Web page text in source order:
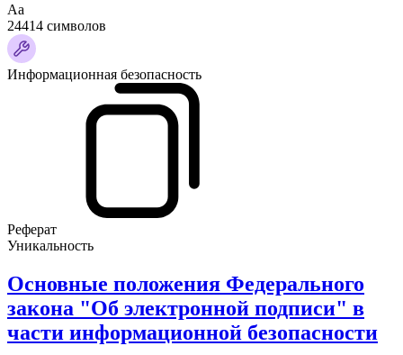
Аа
24414 символов
Информационная безопасность
Реферат
Уникальность
Основные положения Федерального
закона "Об электронной подписи" в
части информационной безопасности